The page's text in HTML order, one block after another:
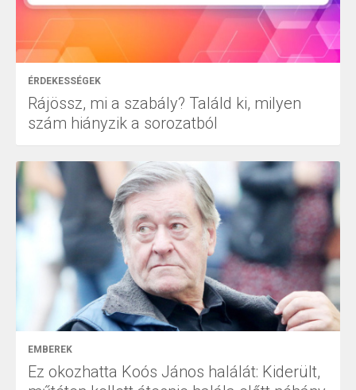
ÉRDEKESSÉGEK
Rájössz, mi a szabály? Találd ki, milyen
szám hiányzik a sorozatból
EMBEREK
Ez okozhatta Koós János halálát: Kiderült,